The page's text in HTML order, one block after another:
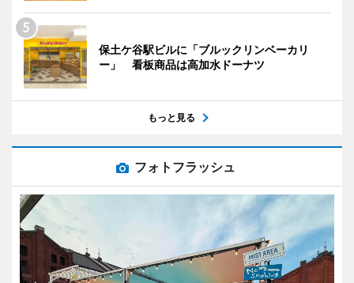
保土ケ谷駅ビルに「ブルックリンベーカリ
ー」 看板商品は高加水ドーナツ
もっと見る
フォトフラッシュ